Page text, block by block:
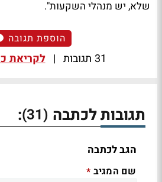
שלא, יש מנהלי השקעות".
הוספת תגובה
31 תגובות | לקריאת
תגובות לכתבה (31)
:
הגב לכתבה
שם המגיב *